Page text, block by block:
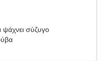
ψάχνει σύζυγο